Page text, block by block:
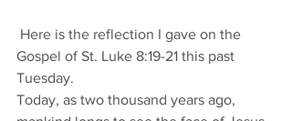
Gospel of St. Luke 8:19-21 this past
Tuesday.
Today, as two thousand years ago,